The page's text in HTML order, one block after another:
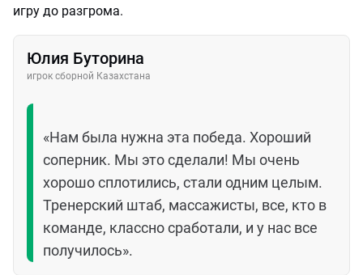
игру до разгрома.
Юлия Буторина
игрок сборной Казахстана
«Нам была нужна эта победа. Хороший
соперник. Мы это сделали! Мы очень
хорошо сплотились, стали одним целым.
Тренерский штаб, массажисты, все, кто в
команде, классно сработали, и у нас все
получилось».